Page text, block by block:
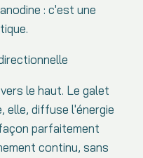
: c'est une
le haut. Le galet
elle, diffuse l'énergie
parfaitement
continu, sans